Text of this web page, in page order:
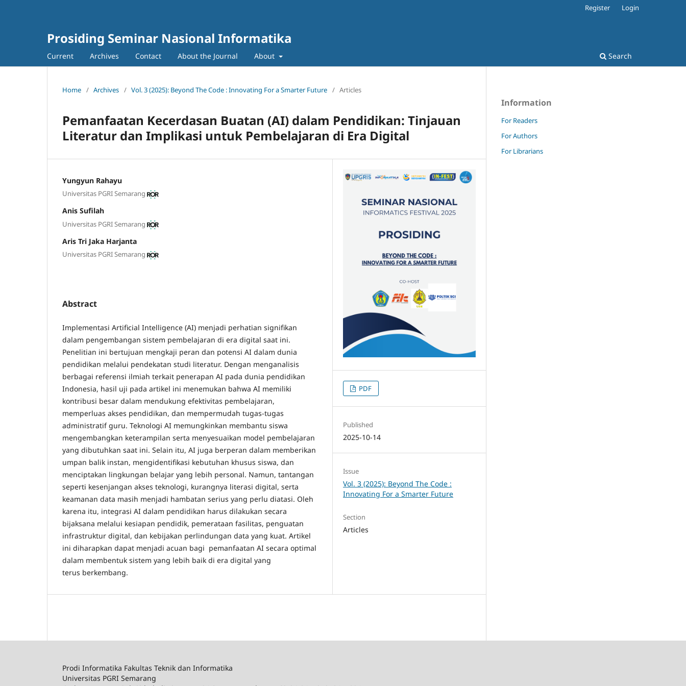
Prosiding Seminar Nasional Informatika
Current Archives Contact About the Journal About Search
Register Login
Home / Archives / Vol. 3 (2025): Beyond The Code : Innovating For a Smarter Future / Articles
Pemanfaatan Kecerdasan Buatan (AI) dalam Pendidikan: Tinjauan
Literatur dan Implikasi untuk Pembelajaran di Era Digital
Yungyun Rahayu
Universitas PGRI Semarang
Anis Sufilah
Universitas PGRI Semarang
Aris Tri Jaka Harjanta
Universitas PGRI Semarang
Abstract
Implementasi Artificial Intelligence (AI) menjadi perhatian signifikan
dalam pengembangan sistem pembelajaran di era digital saat ini.
Penelitian ini bertujuan mengkaji peran dan potensi AI dalam dunia
pendidikan melalui pendekatan studi literatur. Dengan menganalisis
berbagai referensi ilmiah terkait penerapan AI pada dunia pendidikan
Indonesia, hasil uji pada artikel ini menemukan bahwa AI memiliki
kontribusi besar dalam mendukung efektivitas pembelajaran,
memperluas akses pendidikan, dan mempermudah tugas-tugas
administratif guru. Teknologi AI memungkinkan membantu siswa
mengembangkan keterampilan serta menyesuaikan model pembelajaran
yang dibutuhkan saat ini. Selain itu, AI juga berperan dalam memberikan
umpan balik instan, mengidentifikasi kebutuhan khusus siswa, dan
menciptakan lingkungan belajar yang lebih personal. Namun, tantangan
seperti kesenjangan akses teknologi, kurangnya literasi digital, serta
keamanan data masih menjadi hambatan serius yang perlu diatasi. Oleh
karena itu, integrasi AI dalam pendidikan harus dilakukan secara
bijaksana melalui kesiapan pendidik, pemerataan fasilitas, penguatan
infrastruktur digital, dan kebijakan perlindungan data yang kuat. Artikel
ini diharapkan dapat menjadi acuan bagi pemanfaatan AI secara optimal
dalam membentuk sistem yang lebih baik di era digital yang
terus berkembang.
PDF
Published
2025-10-14
Issue
Vol. 3 (2025): Beyond The Code :
Innovating For a Smarter Future
Section
Articles
Information
For Readers
For Authors
For Librarians
Prodi Informatika Fakultas Teknik dan Informatika
Universitas PGRI Semarang